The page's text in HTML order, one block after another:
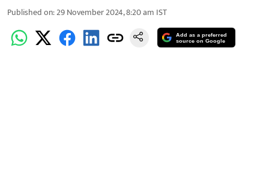
Published on:29 November 2024, 8:20 am IST
Add as a preferred
source on Google